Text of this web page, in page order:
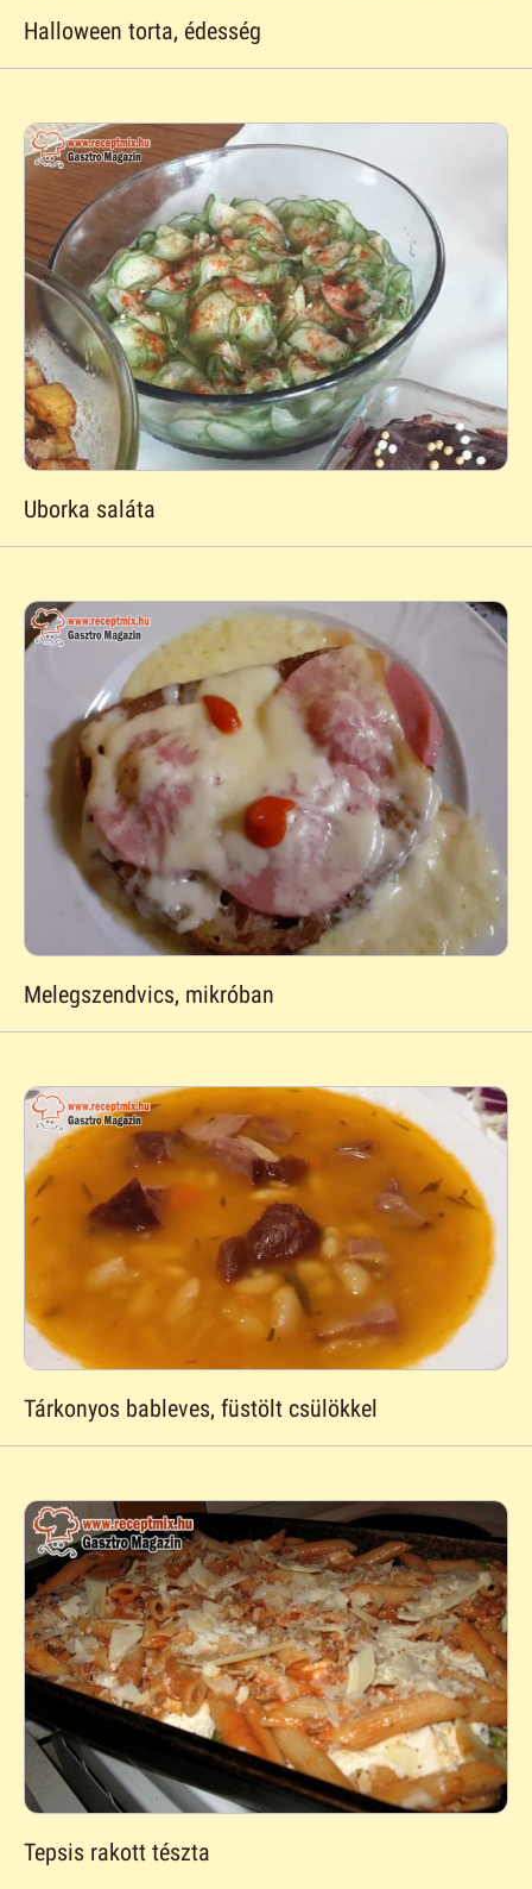
Halloween torta, édesség
Uborka saláta
Melegszendvics, mikróban
Tárkonyos bableves, füstölt csülökkel
Tepsis rakott tészta